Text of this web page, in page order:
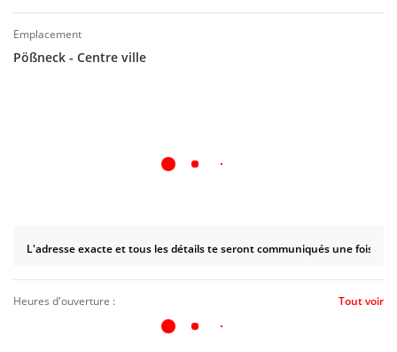
emplacement
Pößneck - Centre ville
L'adresse exacte et tous les détails te seront communiqués une fois le
heures d'ouverture : Tout voir